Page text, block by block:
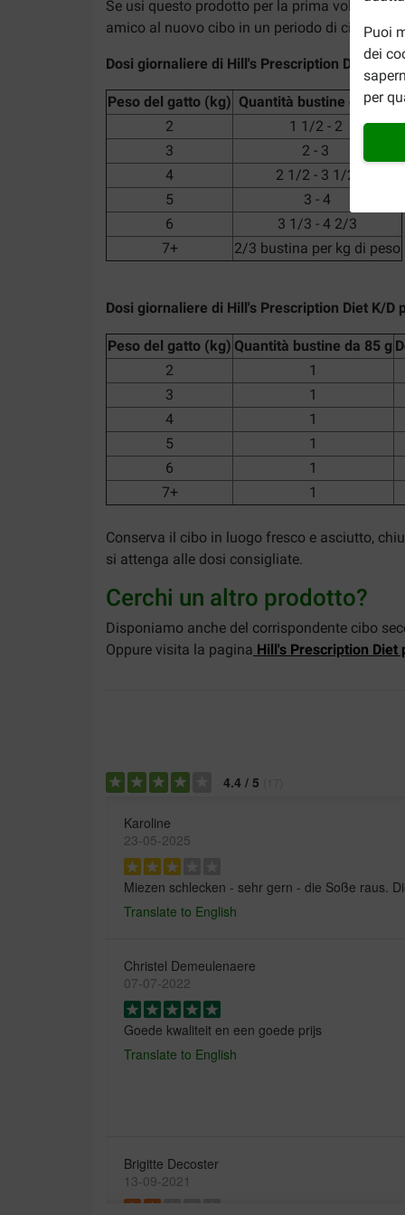
Puoi
dei
per
Se usi questo prodotto per la prima volta,
amico al nuovo cibo in un periodo di circa 7
Dosi giornaliere di Hill's Prescription Diet K/
Peso del gatto (kg) Quantità bustine da 85 g
2
1 1/2 - 2
3
2 - 3
4
2 1/2 - 3 1/2
5
3 - 4
6
3 1/3 - 4 2/3
7+
2/3 bustina per kg di peso
Dosi giornaliere di Hill's Prescription Diet K/
Peso del gatto (kg) Quantità bustine da 85 g
2
1
3
1
4
1
5
1
6
1
7+
1
Conserva il cibo in luogo fresco e asciutto,
si attenga alle dosi consigliate.
Cerchi un altro prodotto?
Disponiamo anche del corrispondente cibo
Oppure visita la pagina Hill's Prescription Diet
4.4 / 5
Karoline
23-05-2025
Miezen schlecken - sehr gern - die Soße raus.
Translate to English
Christel Demeulenaere
07-07-2022
Goede kwaliteit en een goede prijs
Translate to English
Brigitte Decoster
13-09-2021